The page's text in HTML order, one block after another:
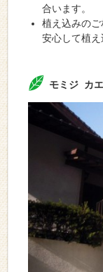
合います。
植え込みの
安心して植え
モミジ カ